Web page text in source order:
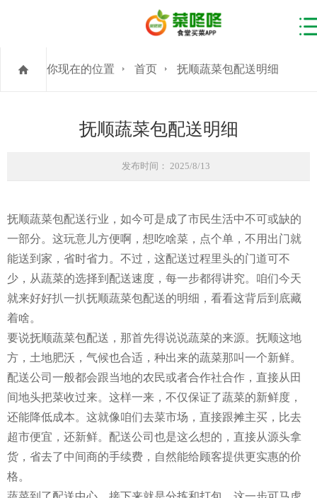
你现在的位置 首页 抚顺蔬菜包配送明细
抚顺蔬菜包配送明细
发布时间： 2025/8/13
抚顺蔬菜包配送行业，如今可是成了市民生活中不可或缺的
一部分。这玩意儿方便啊，想吃啥菜，点个单，不用出门就
能送到家，省时省力。不过，这配送过程里头的门道可不
少，从蔬菜的选择到配送速度，每一步都得讲究。咱们今天
就来好好扒一扒抚顺蔬菜包配送的明细，看看这背后到底藏
着啥。
要说抚顺蔬菜包配送，那首先得说说蔬菜的来源。抚顺这地
方，土地肥沃，气候也合适，种出来的蔬菜那叫一个新鲜。
配送公司一般都会跟当地的农民或者合作社合作，直接从田
间地头把菜收过来。这样一来，不仅保证了蔬菜的新鲜度，
还能降低成本。这就像咱们去菜市场，直接跟摊主买，比去
超市便宜，还新鲜。配送公司也是这么想的，直接从源头拿
货，省去了中间商的手续费，自然能给顾客提供更实惠的价
格。